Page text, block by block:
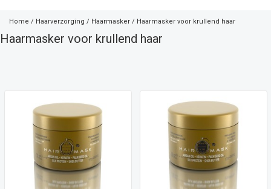
Home / Haarverzorging / Haarmasker / Haarmasker voor krullend haar
Haarmasker voor krullend haar